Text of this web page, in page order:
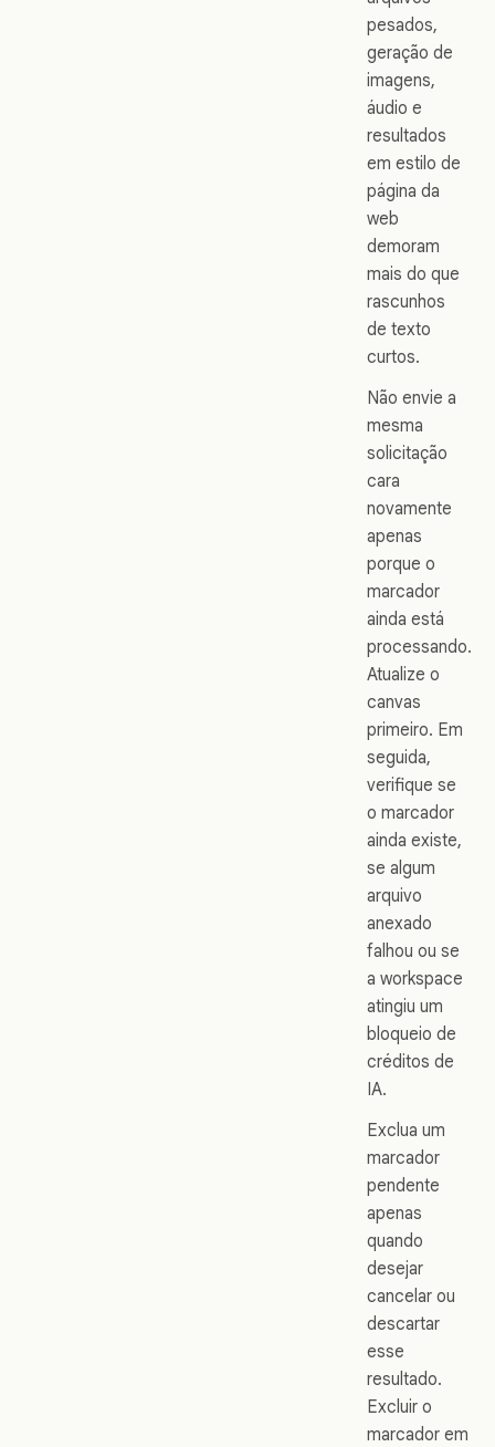
pesados,
geração de
imagens,
áudio e
resultados
em estilo de
página da
web
demoram
mais do que
rascunhos
de texto
curtos.
Não envie a
mesma
solicitação
cara
novamente
apenas
porque o
marcador
ainda está
processando.
Atualize o
canvas
primeiro. Em
seguida,
verifique se
o marcador
ainda existe,
se algum
arquivo
anexado
falhou ou se
a workspace
atingiu um
bloqueio de
créditos de
IA.
Exclua um
marcador
pendente
apenas
quando
desejar
cancelar ou
descartar
esse
resultado.
Excluir o
marcador em